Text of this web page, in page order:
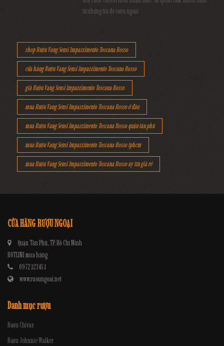
từ những tín đồ rượu ngoại
shop Rượu Vang Sensi Impazzimento Toscana Rosso
cửa hàng Rượu Vang Sensi Impazzimento Toscana Rosso
giá Rượu Vang Sensi Impazzimento Toscana Rosso
mua Rượu Vang Sensi Impazzimento Toscana Rosso ở đâu
mua Rượu Vang Sensi Impazzimento Toscana Rosso quận tân phú
mua Rượu Vang Sensi Impazzimento Toscana Rosso tphcm
mua Rượu Vang Sensi Impazzimento Toscana Rosso uy tín giá rẻ
CỬA HÀNG RƯỢU NGOẠI
Quận Tân Phú, TP. Hồ Chí Minh
HOTLINE mua hàng
0972.12345.1
www.ruoungoai.net
Danh mục rượu
Rượu Chivas
Rượu Johnnie Walker